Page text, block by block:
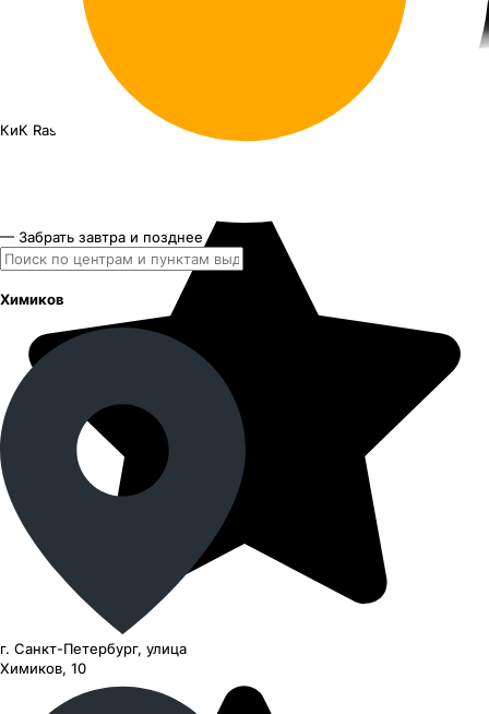
КиК Rassvet KC868 16"x6.5J PCD 5x108 ЕТ 50 ЦО 63.35
— Забрать завтра и позднее
Химиков
г. Санкт-Петербург, улица
Химиков, 10